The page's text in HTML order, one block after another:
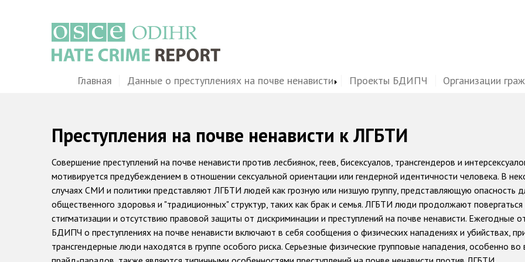
MainГлавная Данные о преступлениях на почве ненависти Проекты БДИПЧ Организации
Преступления на почве ненависти к ЛГБТИ
Совершение преступлений на почве ненависти против лесбиянок, геев, бисексуалов, трансгендеров и
мотивируется предубеждением в отношении сексуальной ориентации или гендерной идентичности человека. В
случаях СМИ и политики представляют ЛГБТИ людей как грозную или низшую группу, представляющую опасность
общественного здоровья и "традиционных" структур, таких как брак и семья. ЛГБТИ люди продолжают повергаться
стигматизации и отсутствию правовой защиты от дискриминации и преступлений на почве ненависти. Ежегодные
БДИПЧ о преступлениях на почве ненависти включают в себя сообщения о физических нападениях и убийствах,
трансгендерные люди находятся в группе особого риска. Серьезные физические групповые нападения, особенно во